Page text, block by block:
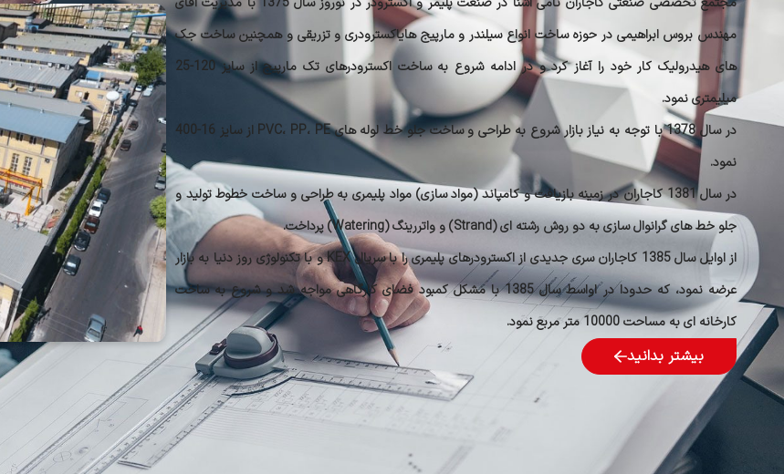
مهندس بروس ابراهیمی در حوزه ساخت انواع سیلندر و مارپیج هایاکسترودری و تزریقی و همچنین ساخت جک
های هیدرولیک کار خود را آغاز کرد و در ادامه شروع به ساخت اکسترودرهای تک مارپیج از سایز 120-25
میلیمتری نمود.
در سال 1378 با توجه به نیاز بازار شروع به طراحی و ساخت جلو خط لوله های PVC، PP، PE از سایز 16-400
نمود.
در سال 1381 کاجاران در زمینه بازیافت و کامپاند (مواد سازی) مواد پلیمری به طراحی و ساخت خطوط تولید و
جلو خط های گرانوال سازی به دو روش رشته ای (Strand) و واتررینگ (Watering) پرداخت.
از اوایل سال 1385 کاجاران سری جدیدی از اکسترودرهای پلیمری را با سریال KEX و با تکنولوژی روز دنیا به بازار
عرضه نمود، که حدودا در اواسط سال 1385 با مشکل کمبود فضای کارگاهی مواجه شد و شروع به ساخت
کارخانه ای به مساحت 10000 متر مربع نمود.
بیشتر بدانید